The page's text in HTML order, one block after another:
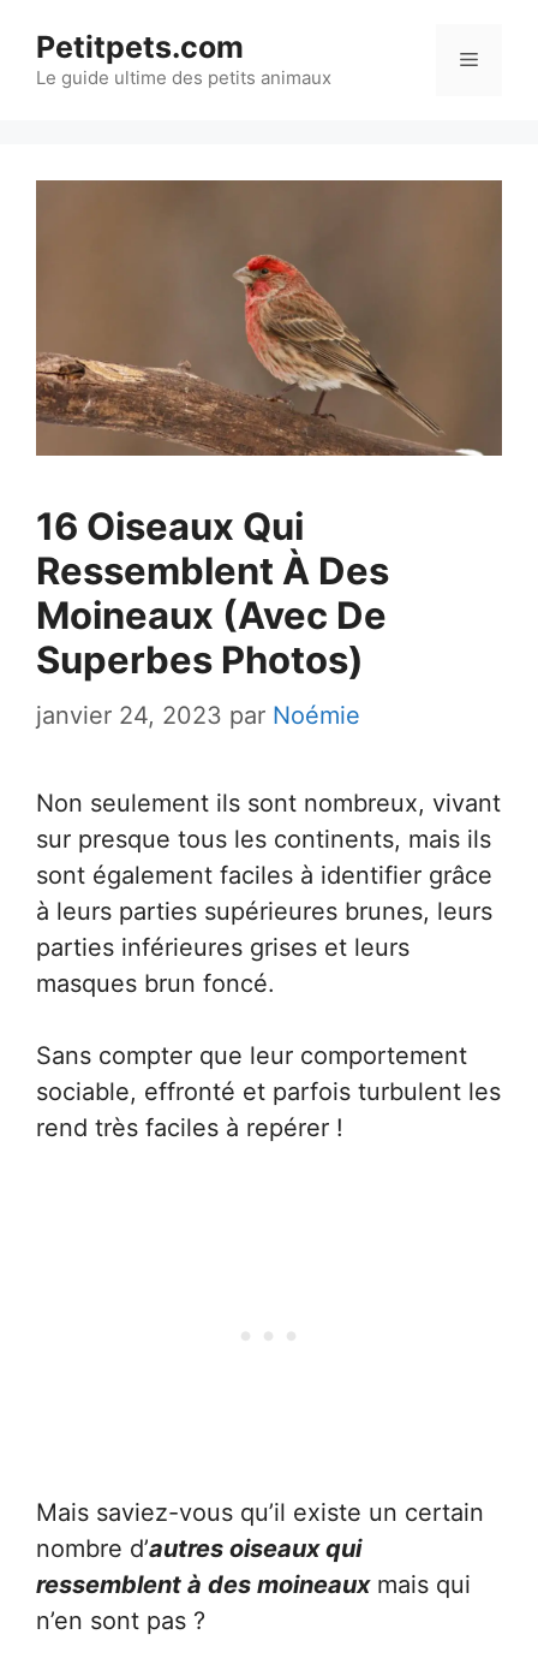
contenu
Petitpets.com
Le guide ultime des petits animaux
Menu
16 Oiseaux Qui
Ressemblent À Des
Moineaux (Avec De
Superbes Photos)
janvier 24, 2023 par Noémie
Non seulement ils sont nombreux, vivant
sur presque tous les continents, mais ils
sont également faciles à identifier grâce
à leurs parties supérieures brunes, leurs
parties inférieures grises et leurs
masques brun foncé.
Sans compter que leur comportement
sociable, effronté et parfois turbulent les
rend très faciles à repérer !
Mais saviez-vous qu’il existe un certain
nombre d’autres oiseaux qui
ressemblent à des moineauxmais qui
n’en sont pas ?